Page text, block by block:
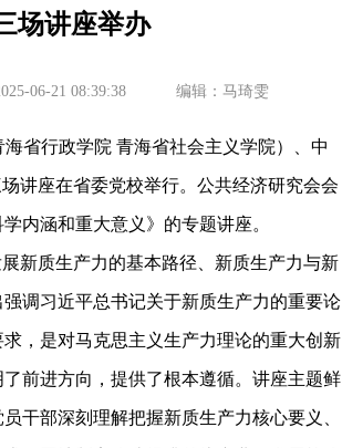
场讲座举办
06-21 08:39:38 编辑：马琦雯
省行政学院 青海省社会主义学院）、中
讲座在省委党校举行。公共经济研究会会
内涵和重大意义》的专题讲座。
新质生产力的基本路径、新质生产力与新
调习近平总书记关于新质生产力的重要论
，是对马克思主义生产力理论的重大创新
前进方向，提供了根本遵循。讲座主题鲜
干部深刻理解把握新质生产力核心要义、